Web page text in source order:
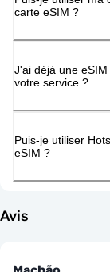
carte eSIM ?
J'ai déjà une
votre service ?
Puis-je utiliser
eSIM ?
Avis